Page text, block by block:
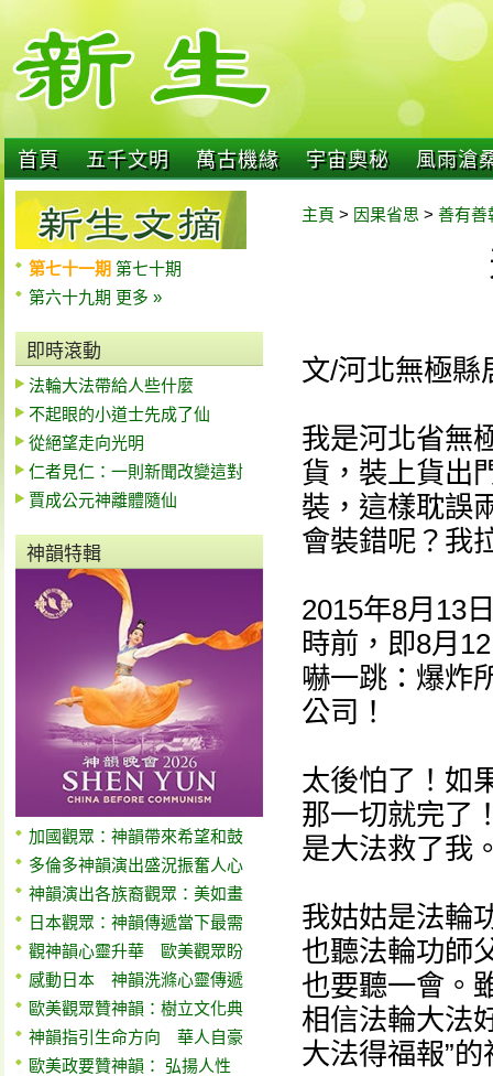
首頁 五千文明 萬古機緣 宇宙奧秘 風雨滄
第七十一期 第七十期
第六十九期 更多 »
即時滾動
法輪大法帶給人些什麼
不起眼的小道士先成了仙
從絕望走向光明
仁者見仁：一則新聞改變這對
賈成公元神離體隨仙
神韻特輯
加國觀眾：神韻帶來希望和鼓
多倫多神韻演出盛況振奮人心
神韻演出各族裔觀眾：美如畫
日本觀眾：神韻傳遞當下最需
觀神韻心靈升華 歐美觀眾盼
感動日本 神韻洗滌心靈傳遞
歐美觀眾贊神韻：樹立文化典
神韻指引生命方向 華人自豪
歐美政要贊神韻： 弘揚人性
主頁 > 因果省思 > 善有善
文/河北無極縣
我是河北省無
貨，裝上貨出
裝，這樣耽誤
會裝錯呢？我
2015年8月13
時前，即8月
嚇一跳：爆炸
公司！
太後怕了！如
那一切就完了
是大法救了我
我姑姑是法輪
也聽法輪功師
也要聽一會。
相信法輪大法
大法得福報”的